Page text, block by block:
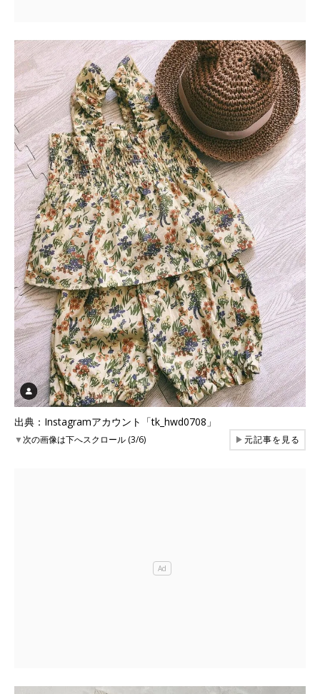
出典：Instagramアカウント「tk_hwd0708」
▼次の画像は下へスクロール (3/6) ▶元記事を見る